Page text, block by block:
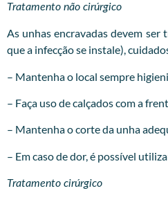
Tratamento não cirúrgico
As unhas encravadas devem ser
que a infecção se instale),
– Mantenha o local sempre
– Faça uso de calçados com a
– Mantenha o corte da unha
– Em caso de dor, é possível
Tratamento cirúrgico